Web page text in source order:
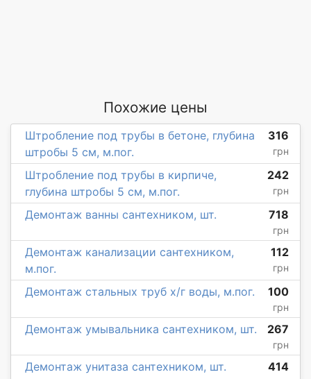
Похожие цены
Штробление под трубы в бетоне, глубина
штробы 5 см, м.пог.
316
грн
Штробление под трубы в кирпиче,
глубина штробы 5 см, м.пог.
242
грн
Демонтаж ванны сантехником, шт. 718
грн
Демонтаж канализации сантехником,
м.пог.
112
грн
Демонтаж стальных труб х/г воды, м.пог. 100
грн
Демонтаж умывальника сантехником, шт. 267
грн
Демонтаж унитаза сантехником, шт. 414